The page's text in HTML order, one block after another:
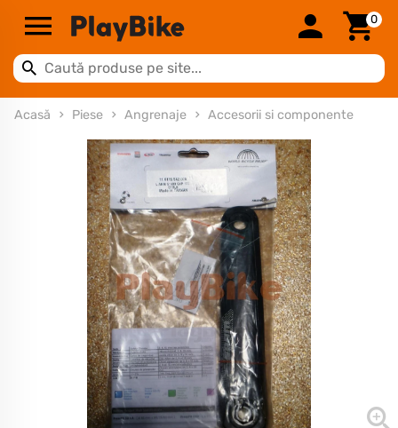
0
Acasă Piese Angrenaje Accesorii si componente